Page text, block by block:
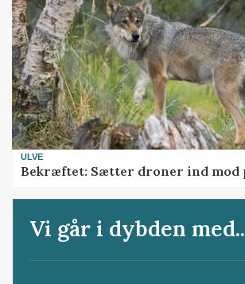
ULVE
Bekræftet: Sætter droner ind mod
Vi går i dybden